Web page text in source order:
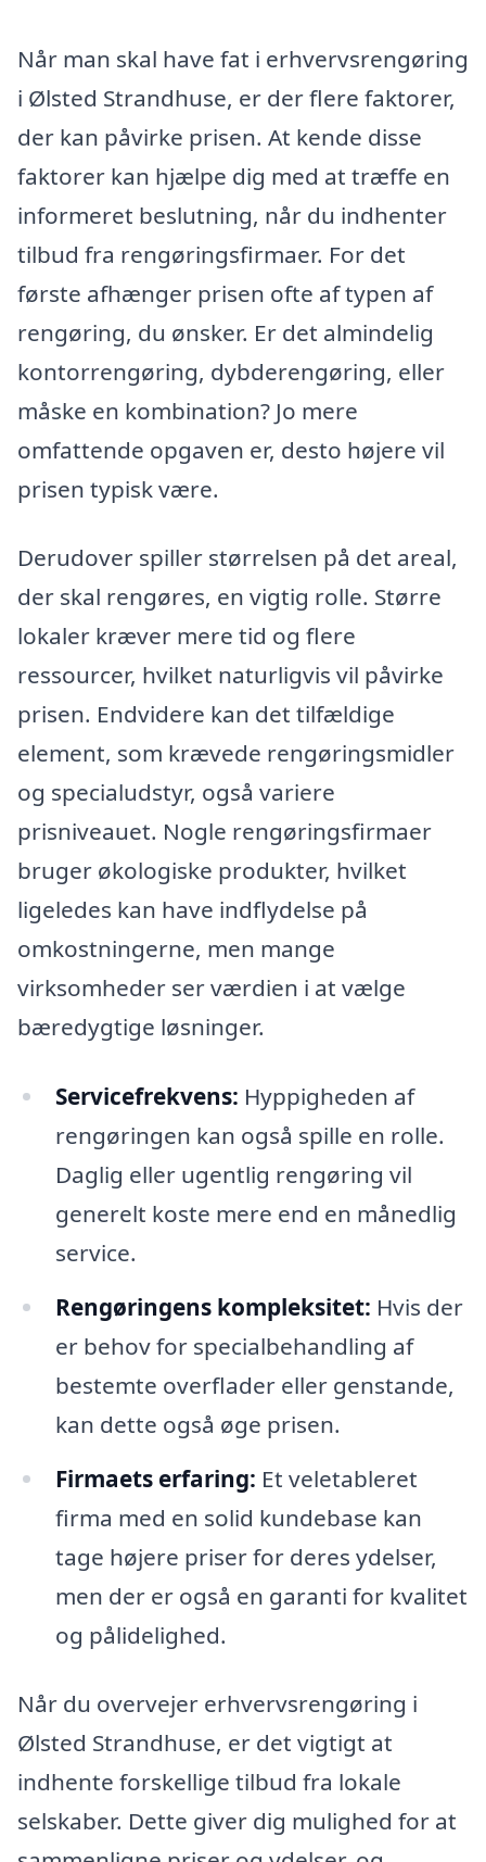
Når man skal have fat i erhvervsrengøring
i Ølsted Strandhuse, er der flere faktorer,
der kan påvirke prisen. At kende disse
faktorer kan hjælpe dig med at træffe en
informeret beslutning, når du indhenter
tilbud fra rengøringsfirmaer. For det
første afhænger prisen ofte af typen af
rengøring, du ønsker. Er det almindelig
kontorrengøring, dybderengøring, eller
måske en kombination? Jo mere
omfattende opgaven er, desto højere vil
prisen typisk være.
Derudover spiller størrelsen på det areal,
der skal rengøres, en vigtig rolle. Større
lokaler kræver mere tid og flere
ressourcer, hvilket naturligvis vil påvirke
prisen. Endvidere kan det tilfældige
element, som krævede rengøringsmidler
og specialudstyr, også variere
prisniveauet. Nogle rengøringsfirmaer
bruger økologiske produkter, hvilket
ligeledes kan have indflydelse på
omkostningerne, men mange
virksomheder ser værdien i at vælge
bæredygtige løsninger.
Servicefrekvens: Hyppigheden af
rengøringen kan også spille en rolle.
Daglig eller ugentlig rengøring vil
generelt koste mere end en månedlig
service.
Rengøringens kompleksitet: Hvis der
er behov for specialbehandling af
bestemte overflader eller genstande,
kan dette også øge prisen.
Firmaets erfaring: Et veletableret
firma med en solid kundebase kan
tage højere priser for deres ydelser,
men der er også en garanti for kvalitet
og pålidelighed.
Når du overvejer erhvervsrengøring i
Ølsted Strandhuse, er det vigtigt at
indhente forskellige tilbud fra lokale
selskaber. Dette giver dig mulighed for at